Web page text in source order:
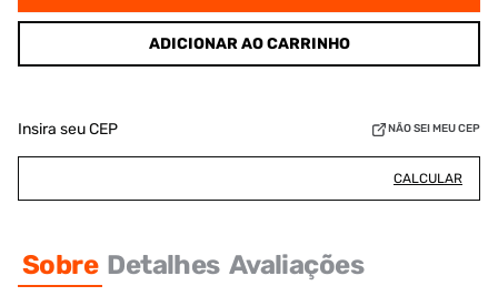
ADICIONAR AO CARRINHO
Insira seu CEP NÃO SEI MEU CEP
CALCULAR
Sobre Detalhes Avaliações